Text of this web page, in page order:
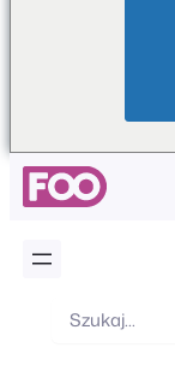
Wyszukiwanie